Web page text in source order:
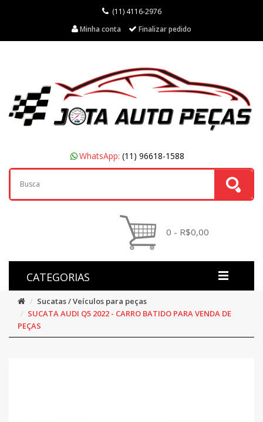
(11) 4116-2976
Minha conta
Finalizar pedido
WhatsApp: (11) 96618-1588
0 - R$0,00
CATEGORIAS
Sucatas / Veículos para peças
SUCATA AUDI Q5 2022 - CARRO BATIDO PARA VENDA DE
PEÇAS